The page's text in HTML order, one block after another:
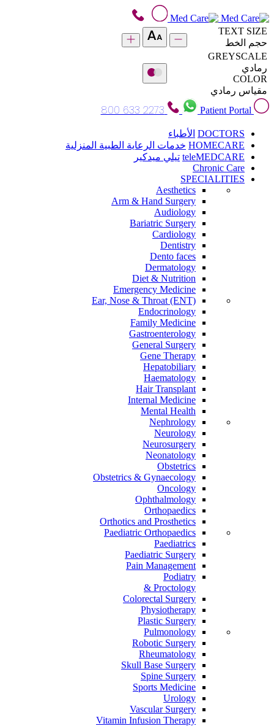
TEXT SIZE
حجم الخط
GREYSCALE
رمادي
COLOR
مقياس رمادي
Patient Portal
800 633 2273
DOCTORS الأطباء
HOMECARE خدمات الرعاية الطبية المنزلية
teleMEDCARE تيلي ميدكير
Chronic Care
SPECIALITIES
Aesthetics
Arm & Hand Surgery
Audiology
Bariatric Surgery
Cardiology
Dentistry
Dento faces
Dermatology
Diet & Nutrition
Emergency Medicine
Ear, Nose & Throat (ENT)
Endocrinology
Family Medicine
Gastroenterology
General Surgery
Gene Therapy
Hepatobiliary
Haematology
Hair Transplant
Internal Medicine
Mental Health
Nephrology
Neurology
Neurosurgery
Neonatology
Obstetrics
Obstetrics & Gynaecology
Oncology
Ophthalmology
Orthopaedics
Orthotics and Prosthetics
Paediatric Orthopaedics
Paediatrics
Paediatric Surgery
Pain Management
Podiatry
Proctology &
Colorectal Surgery
Physiotherapy
Plastic Surgery
Pulmonology
Robotic Surgery
Rheumatology
Skull Base Surgery
Spine Surgery
Sports Medicine
Urology
Vascular Surgery
Vitamin Infusion Therapy